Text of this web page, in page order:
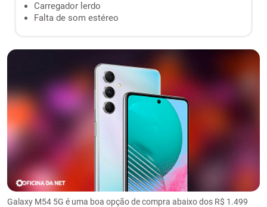
Carregador lerdo
Falta de som estéreo
Galaxy M54 5G é uma boa opção de compra abaixo dos R$ 1.499